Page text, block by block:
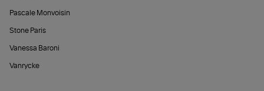
Pascale Monvoisin
Stone Paris
Vanessa Baroni
Vanrycke